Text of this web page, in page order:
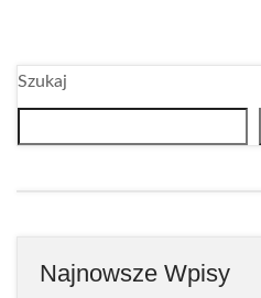
Szukaj
Najnowsze Wpisy